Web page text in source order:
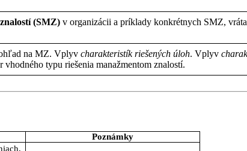
znalostí(SMZ)vorganizácii apríklady konkrétnych SMZ,
na MZ.Vplyv charakteristík riešených úloh.Vplyv
vhodného typu riešenia manažmentom znalostí.
Poznámky